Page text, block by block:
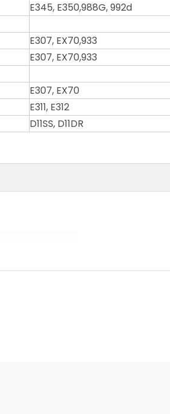
E345, E350,988G, 992d
E307, EX70,933
E307, EX70,933
E307, EX70
E311, E312
D11SS, D11DR